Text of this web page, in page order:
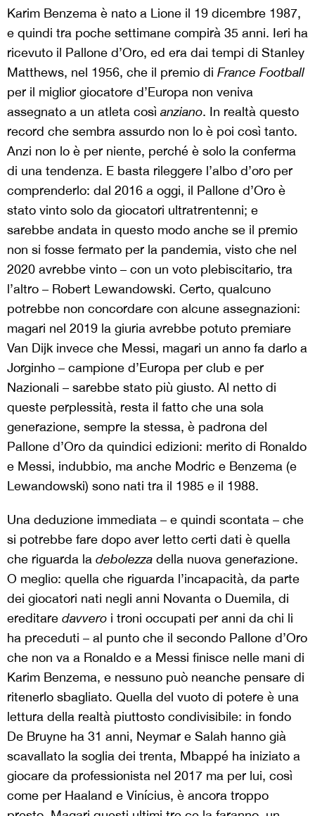
Karim Benzema è nato a Lione il 19 dicembre 1987,
e quindi tra poche settimane compirà 35 anni. Ieri ha
ricevuto il Pallone d’Oro, ed era dai tempi di Stanley
Matthews, nel 1956, che il premio di France Football
per il miglior giocatore d’Europa non veniva
assegnato a un atleta cosìanziano. In realtà questo
record che sembra assurdo non lo è poi così tanto.
Anzi non lo è per niente, perché è solo la conferma
di una tendenza. E basta rileggere l’albo d’oro per
comprenderlo: dal 2016 a oggi, il Pallone d’Oro è
stato vinto solo da giocatori ultratrentenni; e
sarebbe andata in questo modo anche se il premio
non si fosse fermato per la pandemia, visto che nel
2020 avrebbe vinto – con un voto plebiscitario, tra
l’altro – Robert Lewandowski. Certo, qualcuno
potrebbe non concordare con alcune assegnazioni:
magari nel 2019 la giuria avrebbe potuto premiare
Van Dijk invece che Messi, magari un anno fa darlo a
Jorginho – campione d’Europa per club e per
Nazionali – sarebbe stato più giusto. Al netto di
queste perplessità, resta il fatto che una sola
generazione, sempre la stessa, è padrona del
Pallone d’Oro da quindici edizioni: merito di Ronaldo
e Messi, indubbio, ma anche Modric e Benzema (e
Lewandowski) sono nati tra il 1985 e il 1988.
Una deduzione immediata – e quindi scontata – che
si potrebbe fare dopo aver letto certi dati è quella
che riguarda la debolezza della nuova generazione.
O meglio: quella che riguarda l’incapacità, da parte
dei giocatori nati negli anni Novanta o Duemila, di
ereditare davvero i troni occupati per anni da chi li
ha preceduti – al punto che il secondo Pallone d’Oro
che non va a Ronaldo e a Messi finisce nelle mani di
Karim Benzema, e nessuno può neanche pensare di
ritenerlo sbagliato. Quella del vuoto di potere è una
lettura della realtà piuttosto condivisibile: in fondo
De Bruyne ha 31 anni, Neymar e Salah hanno già
scavallato la soglia dei trenta, Mbappé ha iniziato a
giocare da professionista nel 2017 ma per lui, così
come per Haaland e Vinícius, è ancora troppo